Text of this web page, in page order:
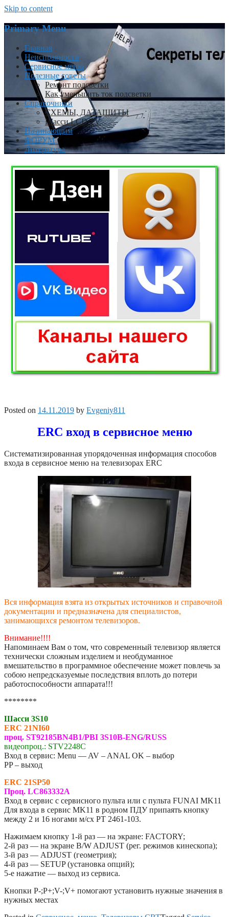
Skip to content
Primary Menu
Главная
Неисправности
Сервисное меню
Полезные советы
Ремонт подсветки
Как уменьшить ток подсветки
Справочники
СХЕМЫ, ДАТАШИТЫ
Шасси LCD TV
Начинающим
ФОРУМ
Литература
Posted on 14.11.2019 by Evgeniy811
ERC вход в сервисное меню
Систематизированная упорядоченная информация способов
входа в сервисное меню на телевизорах ERC
Вся информация взята из открытых источников и справочной
документации и предназначена для специалистов,
занимающихся ремонтом телевизоров.
Внимание!!!!
Напоминаем Вам о том, что современный телевизор является
технически сложным изделием и необдуманное
вмешательство в программное обеспечение может повлечь за
собою непредсказуемые последствия вплоть до потери
работоспособности аппарата!!!
********
Шасси 3S10
ERC 21NI60
проц. ST92185BN4B1/PBI 3S10B-ENG/RUSS
видеопроц.: STV2248C
Вход в сервис: Menu — AV – ANAL OK – выбор
PP – выход
ERC 21SP50
Проц. LC863332A
Вход в сервис с сервисного пульта или с пульта FUNAI MK11
Для входа в сервис MK11 в родном ПДУ припаять кнопку
между 2 и 16 ногами м/сх РТ 2461-103.
Нажимаем кнопку 1-й раз — на экране: FACTORY;
2-й раз — на экране B/W ADJUST (рег. режимов кинескопа);
3-й раз — ADJUST (геометрия);
4-й раз — SETUP (установка опций);
5-е нажатие — выход из сервиса.
Кнопки Р-;Р+;V-;V+ помогают установить нужные значения в
нужных местах